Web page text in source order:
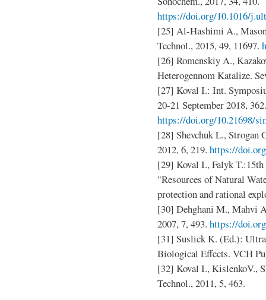
https://doi.org/10.1016/
[25] Al-Hashimi A.,
Technol., 2015, 49, 11697.
[26] Romenskiy A.,
Heterogennom Katalize.
[27] Koval I.: Int.
20-21 September 2018, 362.
https://doi.org/10.21698/
[28] Shevchuk L., Strogan
2012, 6, 219. https://
[29] Koval I., Falyk
"Resources of Natural
protection and rational
[30] Dehghani M., Mahvi
2007, 7, 493. https://
[31] Suslick K. (Ed.):
Biological Effects. VCH
[32] Koval I., KіslenkoV.,
Technol., 2011, 5, 463.